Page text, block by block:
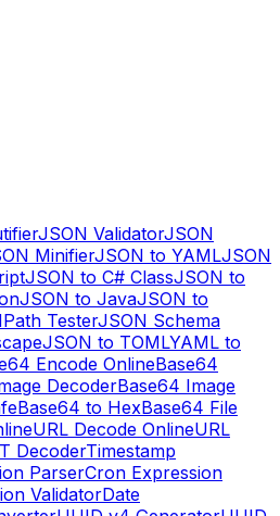
JSON ValidatorJSON
MinifierJSON to YAMLJSON
JSON to C# ClassJSON to
JSON to JavaJSON to
TesterJSON Schema
JSON to TOMLYAML to
Encode OnlineBase64
DecoderBase64 Image
Base64 to HexBase64 File
URL Decode OnlineURL
DecoderTimestamp
ParserCron Expression
ValidatorDate